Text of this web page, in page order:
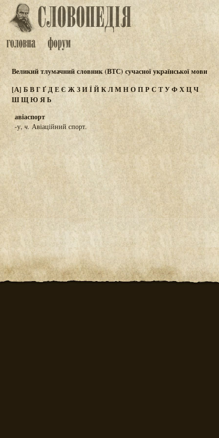
Великий тлумачний словник (ВТС) сучасної української мови
[А] БВГҐДЕЄ ЖЗИЇЙКЛМНОПР СТУФХЦЧ
ШЩЮЯЬ
авіаспорт
-у, ч. Авіаційний спорт.